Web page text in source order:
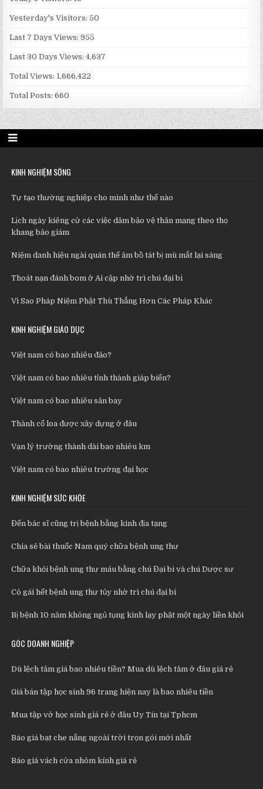
Yesterday's Visitors:50
Last 7 Days Views:955
Last 30 Days Views:4,637
Total Views: 1,666,422
Total Posts:660
KINH NGHIỆM SỐNG
Tự tạo thường nghiệp cho mình như thế nào
Lịch ngày kiêng cử các việc dâm bảo vệ thân mạng theo thọ
khang bảo giám
Niệm danh hiệu ngài quán thế âm bồ tát bị mù mắt lại sáng
Thoát nạn đánh bom ở Ai cập nhờ trì chú đại bi
Vì Sao Pháp Niệm Phật Thù Thắng Hơn Các Pháp Khác
KINH NGHIỆM GIÁO DỤC
Việt nam có bao nhiêu đảo?
Việt nam có bao nhiêu tỉnh thành giáp biển?
Việt nam có bao nhiêu sân bay
Thành cổ loa được xây dựng ở đâu
Vạn lý trường thành dài bao nhiêu km
Việt nam có bao nhiêu trường đại học
KINH NGHIỆM SỨC KHỎE
Đến bác sĩ cũng trị bệnh bằng kinh địa tạng
Chia sẻ bài thuốc Nam quý chữa bệnh ung thư
Chữa khỏi bệnh ung thư máu bằng chú Đại bi và chú Dược sư
Cô gái hết bệnh ung thư tủy nhờ trì chú đại bi
Bị bệnh 10 năm không ngủ tụng kinh lạy phật một ngày liền khỏi
GÓC DOANH NGHIỆP
Dù lệch tâm giá bao nhiêu tiền? Mua dù lệch tâm ở đâu giá rẻ
Giá bán tập học sinh 96 trang hiện nay là bao nhiêu tiền
Mua tập vở học sinh giá rẻ ở đâu Uy Tín tại Tphcm
Báo giá bạt che nắng ngoài trời trọn gói mới nhất
Báo giá vách cửa nhôm kính giá rẻ